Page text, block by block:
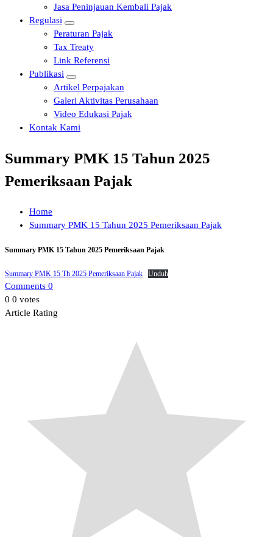
Jasa Peninjauan Kembali Pajak
Regulasi
Peraturan Pajak
Tax Treaty
Link Referensi
Publikasi
Artikel Perpajakan
Galeri Aktivitas Perusahaan
Video Edukasi Pajak
Kontak Kami
Summary PMK 15 Tahun 2025
Pemeriksaan Pajak
Home
Summary PMK 15 Tahun 2025 Pemeriksaan Pajak
Summary PMK 15 Tahun 2025 Pemeriksaan Pajak
Summary PMK 15 Th 2025 Pemeriksaan Pajak Unduh
Comments 0
0 0 votes
Article Rating